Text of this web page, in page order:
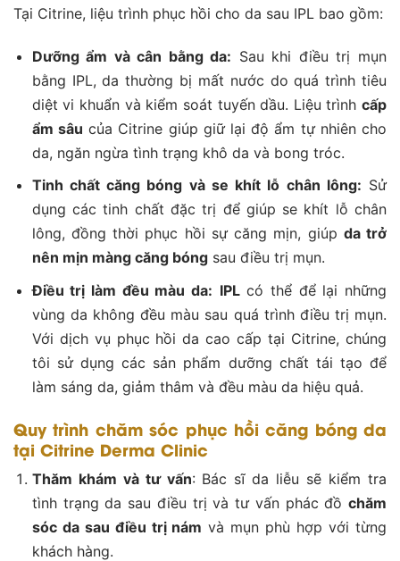
Tại Citrine, liệu trình phục hồi cho da sau IPL bao gồm:
Dưỡng ẩm và cân bằng da: Sau khi điều trị mụn
bằng IPL, da thường bị mất nước do quá trình tiêu
diệt vi khuẩn và kiểm soát tuyến dầu. Liệu trình cấp
ẩm sâu của Citrine giúp giữ lại độ ẩm tự nhiên cho
da, ngăn ngừa tình trạng khô da và bong tróc.
Tinh chất căng bóng và se khít lỗ chân lông: Sử
dụng các tinh chất đặc trị để giúp se khít lỗ chân
lông, đồng thời phục hồi sự căng mịn, giúp da trở
nên mịn màng căng bóngsau điều trị mụn.
Điều trị làm đều màu da: IPLcó thể để lại những
vùng da không đều màu sau quá trình điều trị mụn.
Với dịch vụ phục hồi da cao cấp tại Citrine, chúng
tôi sử dụng các sản phẩm dưỡng chất tái tạo để
làm sáng da, giảm thâm và đều màu da hiệu quả.
Quy trình chăm sóc phục hồi căng bóng da
tại Citrine Derma Clinic
Thăm khám và tư vấn: Bác sĩ da liễu sẽ kiểm tra
tình trạng da sau điều trị và tư vấn phác đồ chăm
sóc da sau điều trị nám và mụn phù hợp với từng
khách hàng.